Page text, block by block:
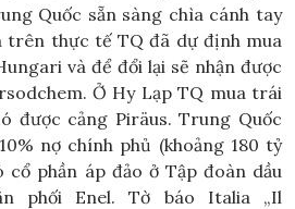
Quốc sẵn sàng chìa cánh tay
trên thực tế TQ đã dự định mua
và để đổi lại sẽ nhận được
Ở Hy Lạp TQ mua trái
được cảng Piräus. Trung Quốc
nợ chính phủ (khoảng 180 tỷ
phần áp đảo ở Tập đoàn dầu
phối Enel. Tờ báo Italia „Il